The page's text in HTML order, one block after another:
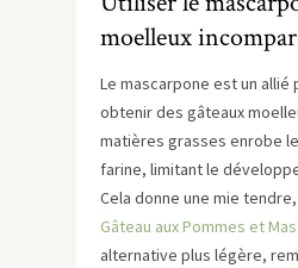
moelleux
Le mascarpone est un allié
obtenir des gâteaux
matières grasses enrobe
farine, limitant le
Cela donne une mie
Gâteau aux Pommes et
alternative plus légère,